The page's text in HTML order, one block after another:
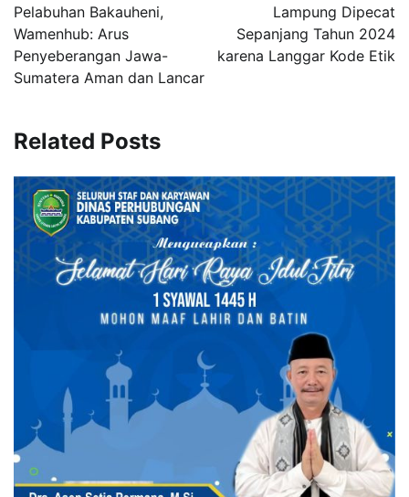
Pelabuhan Bakauheni,
Wamenhub: Arus
Penyeberangan Jawa-
Sumatera Aman dan Lancar
Lampung Dipecat
Sepanjang Tahun 2024
karena Langgar Kode Etik
Related Posts